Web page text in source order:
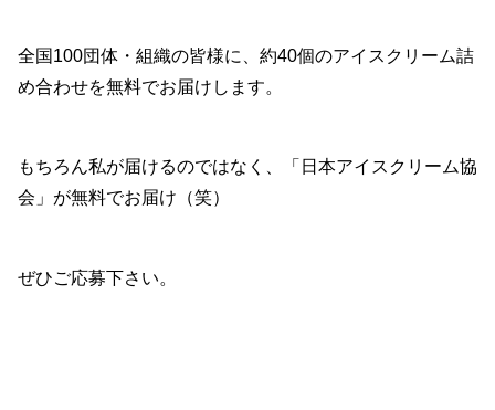
全国100団体・組織の皆様に、約40個のアイスクリーム詰
め合わせを無料でお届けします。
もちろん私が届けるのではなく、「日本アイスクリーム協
会」が無料でお届け（笑）
ぜひご応募下さい。